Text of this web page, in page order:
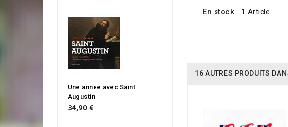
En stock
1 Article
16 AUTRES PRODUITS
Une année avec Saint
Augustin
34,90 €